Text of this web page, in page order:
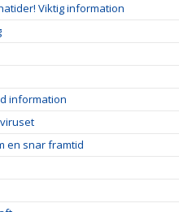
Viktig information
information
en snar framtid